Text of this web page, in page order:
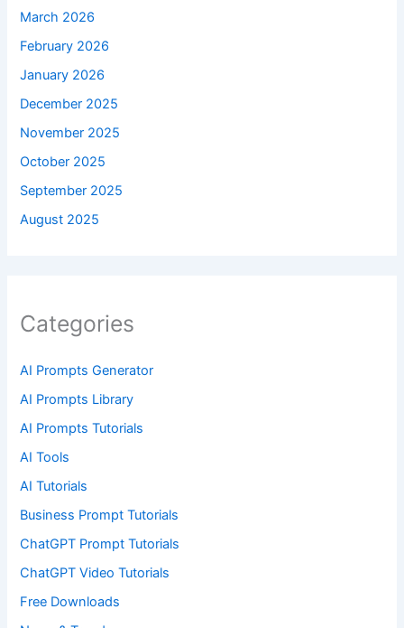
March 2026
February 2026
January 2026
December 2025
November 2025
October 2025
September 2025
August 2025
Categories
AI Prompts Generator
AI Prompts Library
AI Prompts Tutorials
AI Tools
AI Tutorials
Business Prompt Tutorials
ChatGPT Prompt Tutorials
ChatGPT Video Tutorials
Free Downloads